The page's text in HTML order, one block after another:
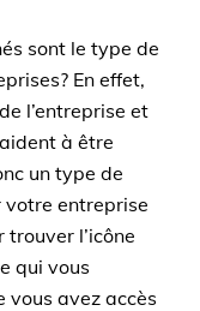
sont le type de
En effet,
l’entreprise et
à être
un type de
entreprise
l’icône
qui vous
vous avez accès